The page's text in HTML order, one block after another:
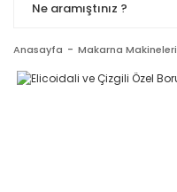
Anasayfa Makarna Makineleri